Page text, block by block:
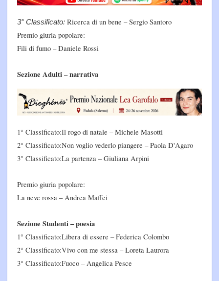
3° Classificato: Ricerca di un bene – Sergio Santoro
Premio giuria popolare:
Fili di fumo – Daniele Rossi
Sezione Adulti – narrativa
1° Classificato:Il rogo di natale – Michele Masotti
2° Classificato:Non voglio vederlo piangere – Paola D'Agaro
3° Classificato:La partenza – Giuliana Arpini
Premio giuria popolare:
La neve rossa – Andrea Maffei
Sezione Studenti – poesia
1° Classificato:Libera di essere – Federica Colombo
2° Classificato:Vivo con me stessa – Loreta Laurora
3° Classificato:Fuoco – Angelica Pesce